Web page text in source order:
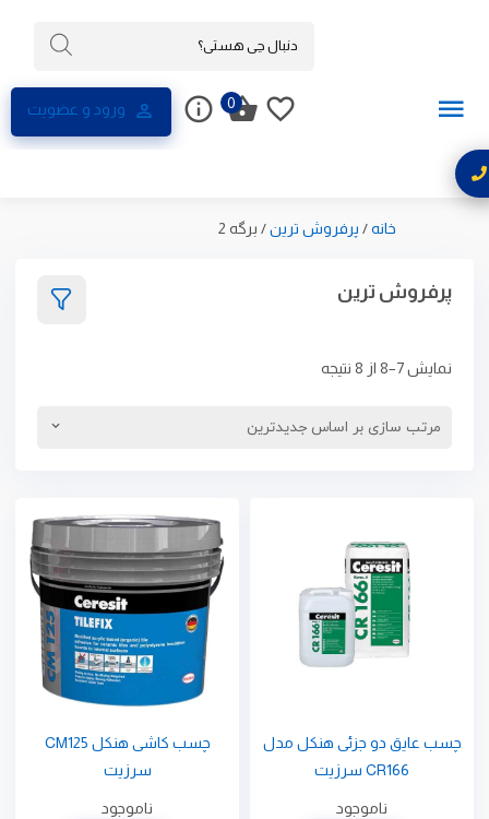
ورود و عضویت 0
خانه/ پرفروش ترین/ برگه 2
پرفروش ترین
نمایش 7–8 از 8 نتیجه
چسب عایق دو جزئی هنکل مدل
CR166 سرزیت
ناموجود
چسب کاشی هنکل CM125
سرزیت
ناموجود